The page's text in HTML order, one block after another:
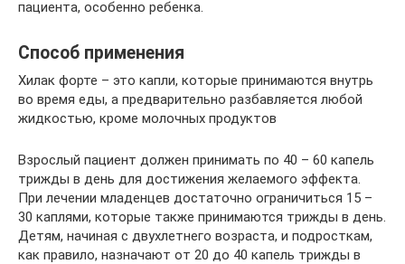
пациента, особенно ребенка.
Способ применения
Хилак форте – это капли, которые принимаются внутрь
во время еды, а предварительно разбавляется любой
жидкостью, кроме молочных продуктов
Взрослый пациент должен принимать по 40 – 60 капель
трижды в день для достижения желаемого эффекта.
При лечении младенцев достаточно ограничиться 15 –
30 каплями, которые также принимаются трижды в день.
Детям, начиная с двухлетнего возраста, и подросткам,
как правило, назначают от 20 до 40 капель трижды в